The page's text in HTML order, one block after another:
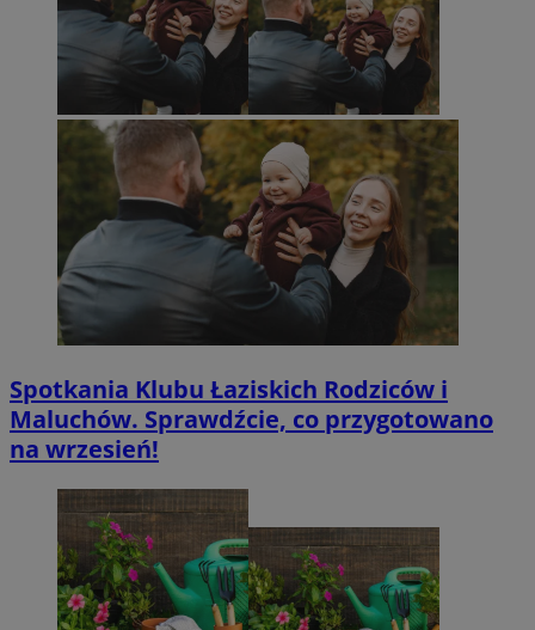
Spotkania Klubu Łaziskich Rodziców i
Maluchów. Sprawdźcie, co przygotowano
na wrzesień!